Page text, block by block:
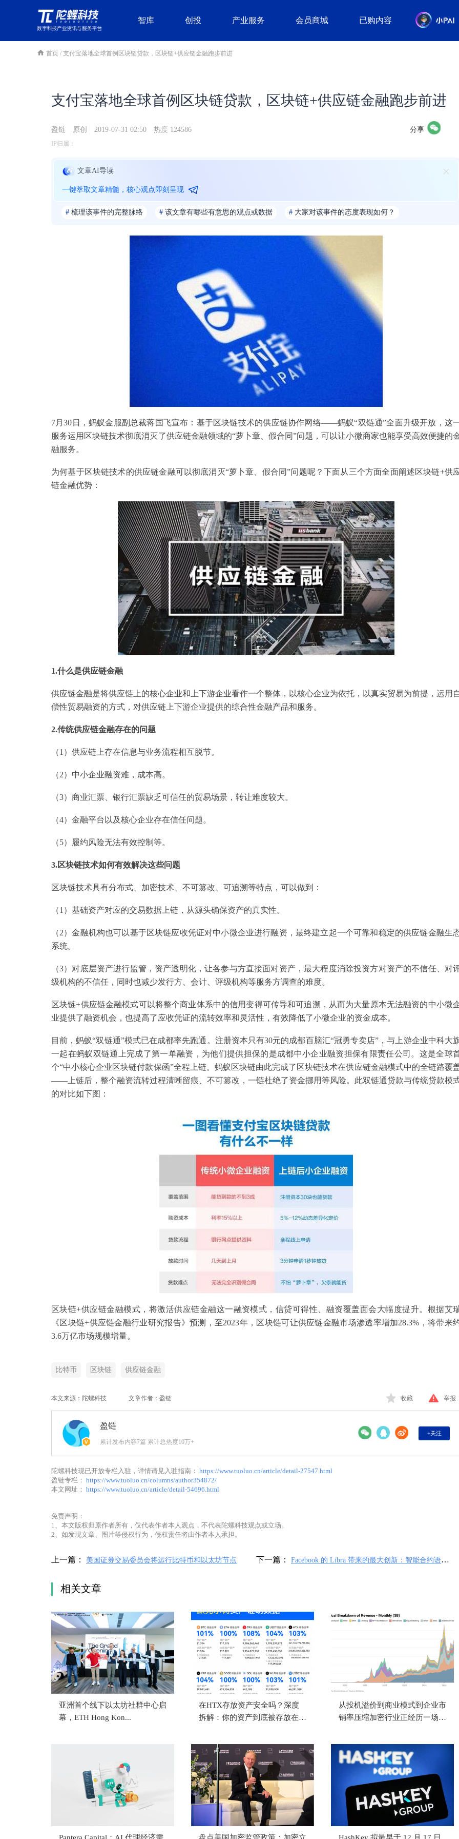
智库 创投 产业服务 会员商城 已购内容
首页 / 支付宝落地全球首例区块链贷款，区块链+供应链金融跑步前进
支付宝落地全球首例区块链贷款，区块链+供应链金融跑步前进
盈链 原创 2019-07-31 02:50 热度 124586 分享
IP归属：
文章AI导读
一键萃取文章精髓，核心观点即刻呈现
# 梳理该事件的完整脉络 # 该文章有哪些有意思的观点或数据 # 大家对该事件的态度表现如何？
7月30日，蚂蚁金服副总裁蒋国飞宣布：基于区块链技术的供应链协作网络——蚂蚁“双链通”全面升级开放，这
服务运用区块链技术彻底消灭了供应链金融领域的“萝卜章、假合同”问题，可以让小微商家也能享受高效便捷的
融服务。
为何基于区块链技术的供应链金融可以彻底消灭“萝卜章、假合同”问题呢？下面从三个方面全面阐述区块链+供
链金融优势：
1.什么是供应链金融
供应链金融是将供应链上的核心企业和上下游企业看作一个整体，以核心企业为依托，以真实贸易为前提，运用
偿性贸易融资的方式，对供应链上下游企业提供的综合性金融产品和服务。
2.传统供应链金融存在的问题
（1）供应链上存在信息与业务流程相互脱节。
（2）中小企业融资难，成本高。
（3）商业汇票、银行汇票缺乏可信任的贸易场景，转让难度较大。
（4）金融平台以及核心企业存在信任问题。
（5）履约风险无法有效控制等。
3.区块链技术如何有效解决这些问题
区块链技术具有分布式、加密技术、不可篡改、可追溯等特点，可以做到：
（1）基础资产对应的交易数据上链，从源头确保资产的真实性。
（2）金融机构也可以基于区块链应收凭证对中小微企业进行融资，最终建立起一个可靠和稳定的供应链金融生
系统。
（3）对底层资产进行监管，资产透明化，让各参与方直接面对资产，最大程度消除投资方对资产的不信任、对
级机构的不信任，同时也减少发行方、会计、评级机构等服务方调查的难度。
区块链+供应链金融模式可以将整个商业体系中的信用变得可传导和可追溯，从而为大量原本无法融资的中小微
业提供了融资机会，也提高了应收凭证的流转效率和灵活性，有效降低了小微企业的资金成本。
目前，蚂蚁“双链通”模式已在成都率先跑通。注册资本只有30元的成都百脑汇“冠勇专卖店”，与上游企业中科大
一起在蚂蚁双链通上完成了第一单融资，为他们提供担保的是成都中小企业融资担保有限责任公司。这是全球
个“中小核心企业区块链付款保函”全程上链。蚂蚁区块链由此完成了区块链技术在供应链金融模式中的全链路覆
——上链后，整个融资流转过程清晰留痕、不可篡改，一链杜绝了资金挪用等风险。此双链通贷款与传统贷款模
的对比如下图：
区块链+供应链金融模式，将激活供应链金融这一融资模式，信贷可得性、融资覆盖面会大幅度提升。根据艾
《区块链+供应链金融行业研究报告》预测，至2023年，区块链可让供应链金融市场渗透率增加28.3%，将带来
3.6万亿市场规模增量。
比特币 区块链 供应链金融
本文来源：陀螺科技 文章作者：盈链 收藏 举报
盈链
累计发布内容7篇 累计总热度10万+
+关注
陀螺科技现已开放专栏入驻，详情请见入驻指南： https://www.tuoluo.cn/article/detail-27547.html
盈链专栏： https://www.tuoluo.cn/columns/author354872/
本文网址： https://www.tuoluo.cn/article/detail-54696.html
免责声明：
1、本文版权归原作者所有，仅代表作者本人观点，不代表陀螺科技观点或立场。
2、如发现文章、图片等侵权行为，侵权责任将由作者本人承担。
上一篇： 美国证券交易委员会将运行比特币和以太坊节点 下一篇： Facebook 的 Libra 带来的最大创新：智能合约语言
相关文章
亚洲首个线下以太坊社群中心启
幕，ETH Hong Kon...
在HTX存放资产安全吗？深度
拆解：你的资产到底被存放在
从投机溢价到商业模式到企业市
销率压缩加密行业正经历一场